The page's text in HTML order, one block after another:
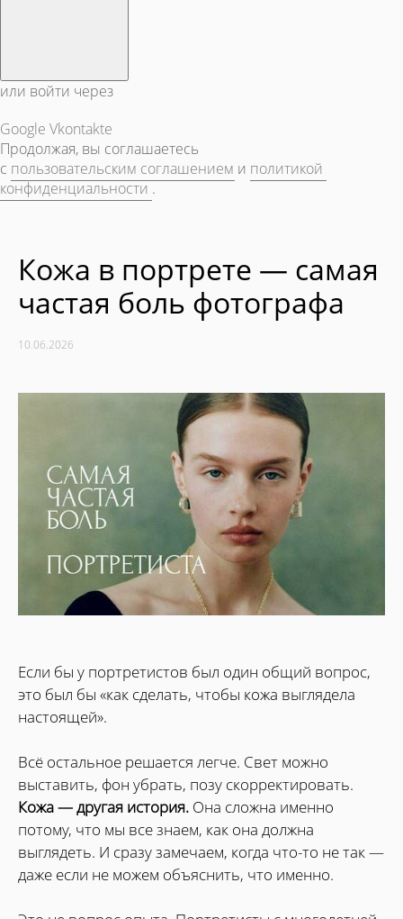
или войти через
Google Vkontakte
Продолжая, вы соглашаетесь
с пользовательским соглашением и политикой
конфиденциальности .
Кожа в портрете — самая
частая боль фотографа
10.06.2026
Если бы у портретистов был один общий вопрос,
это был бы «как сделать, чтобы кожа выглядела
настоящей».
Всё остальное решается легче. Свет можно
выставить, фон убрать, позу скорректировать.
Кожа — другая история. Она сложна именно
потому, что мы все знаем, как она должна
выглядеть. И сразу замечаем, когда что-то не так —
даже если не можем объяснить, что именно.